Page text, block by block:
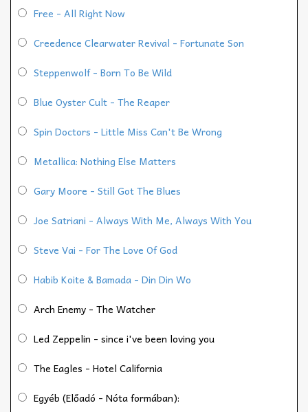
Free - All Right Now
Creedence Clearwater Revival - Fortunate Son
Steppenwolf - Born To Be Wild
Blue Oyster Cult - The Reaper
Spin Doctors - Little Miss Can't Be Wrong
Metallica: Nothing Else Matters
Gary Moore - Still Got The Blues
Joe Satriani - Always With Me, Always With You
Steve Vai - For The Love Of God
Habib Koite & Bamada - Din Din Wo
Arch Enemy - The Watcher
Led Zeppelin - since i've been loving you
The Eagles - Hotel California
Egyéb (Előadó - Nóta formában):